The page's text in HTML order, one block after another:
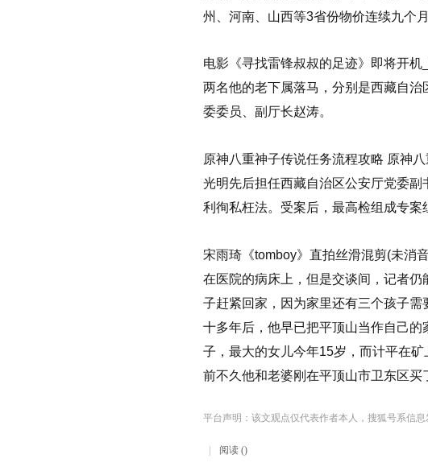
州、河南、山西等3省份物价连续九个月
电影《寻找雷锋叔叔的足迹》即将开
两名他的老下属落马，分别是西藏自
委委员、副厅长赵涛。
原神八重神子传说任务流程攻略 原
光明先后担任西藏自治区公安厅党委
利徇私枉法。受案后，最高检组成专案
宋雨琦《tomboy》直拍丝滑混剪(未
在医院的病床上，但是交谈间，记者
子赶紧回家，因为家里还有三个孩子
十多年后，他早已把平顶山当作自己
子，最大的女儿今年15岁，而计平在
前不久他和老婆刚在平顶山市卫东区买
平台声明：该文观点仅代表作者本人，搜狐号系信
阅读 ()